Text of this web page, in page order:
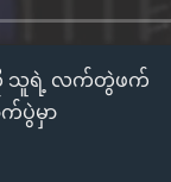
ကို သူရဲ့ လက်တွဲဖက်
က်ပွဲမှာ